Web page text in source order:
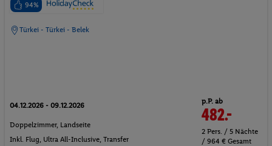
94%
Türkei - Türkei - Belek
04.12.2026 - 09.12.2026
Doppelzimmer, Landseite
Inkl. Flug, Ultra All-Inclusive, Transfer
p.P. ab
482.-
2 Pers. / 5 Nächte
/ 964 € Gesamt